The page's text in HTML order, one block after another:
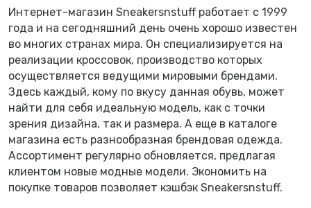
Интернет-магазин Sneakersnstuff работает с 1999
года и на сегодняшний день очень хорошо известен
во многих странах мира. Он специализируется на
реализации кроссовок, производство которых
осуществляется ведущими мировыми брендами.
Здесь каждый, кому по вкусу данная обувь, может
найти для себя идеальную модель, как с точки
зрения дизайна, так и размера. А еще в каталоге
магазина есть разнообразная брендовая одежда.
Ассортимент регулярно обновляется, предлагая
клиентом новые модные модели. Экономить на
покупке товаров позволяет кэшбэк Sneakersnstuff.